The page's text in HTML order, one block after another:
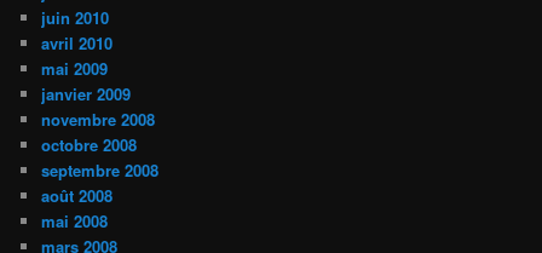
juin 2010
avril 2010
mai 2009
janvier 2009
novembre 2008
octobre 2008
septembre 2008
août 2008
mai 2008
mars 2008